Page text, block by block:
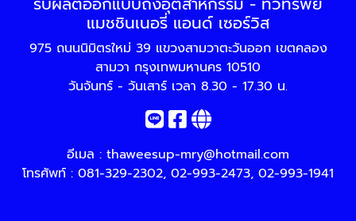
แมชชินเนอรี่ แอนด์ เซอร์วิส
975 ถนนนิมิตรใหม่ 39 แขวงสามวาตะวันออก เขตคลอง
สามวา กรุงเทพมหานคร 10510
วันจันทร์ - วันเสาร์ เวลา 8.30 - 17.30 น.
อีเมล : thaweesup-mry@hotmail.com
โทรศัพท์ : 081-329-2302, 02-993-2473, 02-993-1941